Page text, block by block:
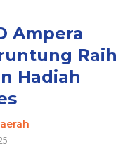
Ampera
Raih
Hadiah